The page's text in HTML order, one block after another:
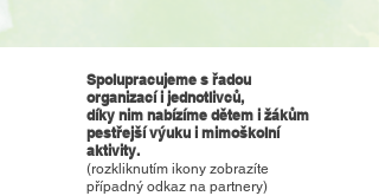
Spolupracujeme s řadou
organizací i jednotlivců,
díky nim nabízíme dětem i žákům
pestřejší výuku i mimoškolní
aktivity.
(rozkliknutím ikony zobrazíte
případný odkaz na partnery)